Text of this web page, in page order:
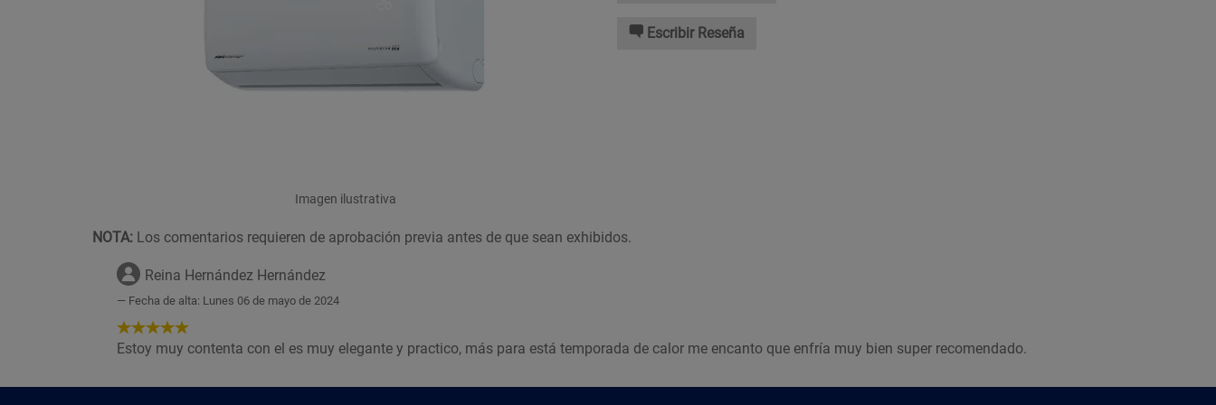
Imagen ilustrativa
Escribir Reseña
NOTA: Los comentarios requieren de aprobación previa antes de que sean exhibidos.
Reina Hernández Hernández
Fecha de alta: Lunes 06 de mayo de 2024
5
de
Estrellas!
Estoy muy contenta con el es muy elegante y practico, más para está temporada de calor me encanto que enfría muy bien super recomendado.